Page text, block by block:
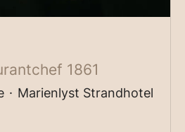
1861
· Marienlyst Strandhotel